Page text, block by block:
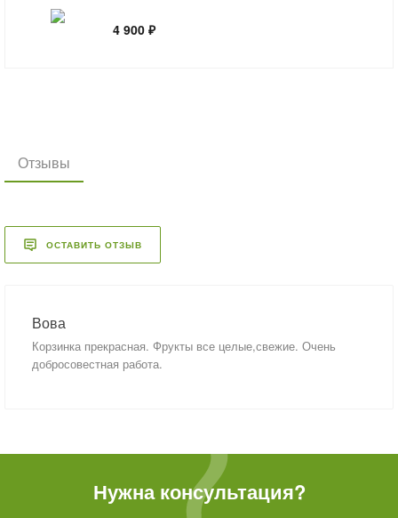
4 900 ₽
Отзывы
ОСТАВИТЬ ОТЗЫВ
Вова
Корзинка прекрасная. Фрукты все целые,свежие. Очень
добросовестная работа.
Нужна консультация?